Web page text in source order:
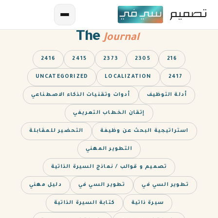
AR
EN
ES
IN
TheJournal
216
2305
2373
2415
2416
2417
LOCALIZATION
UNCATEGORIZED
أدلة التوظيف أدوات وتقنيات الذكاء الاصطناعي
إتقان الخطاب التعريفي
استراتيجية البحث عن وظيفة التحضير للمقابلة
التطوير المهني
تصميم و قوالب / نماذج السيرة الذاتية
تطوير السي في تطوير السي في دليل مهني
سيرة ذاتية كتابة السيرة الذاتية